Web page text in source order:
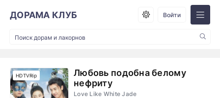
ДОРАМА КЛУБ Войти
Любовь подобна белому
нефриту
Love Like White Jade
HDTVRip